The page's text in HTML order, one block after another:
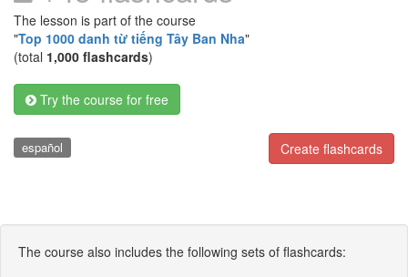
The lesson is part of the course
"Top 1000 danh từ tiếng Tây Ban Nha"
(total 1,000 flashcards)
Try the course for free
Create flashcards
español
The course also includes the following sets of flashcards: